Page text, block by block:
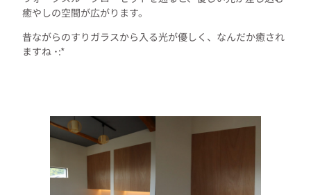
癒やしの空間が広がります。
昔ながらのすりガラスから入る光が優しく、なんだか癒され
ますね ･:*